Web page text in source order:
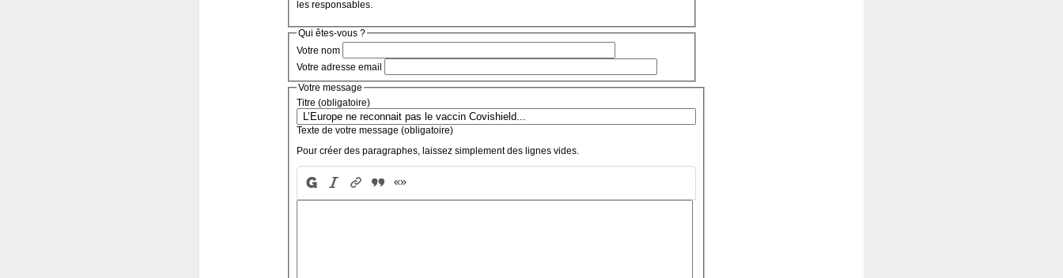
les responsables.
Qui êtes-vous ?
Votre nom
Votre adresse email
Votre message
Titre (obligatoire)
Texte de votre message (obligatoire)
Pour créer des paragraphes, laissez simplement des lignes vides.